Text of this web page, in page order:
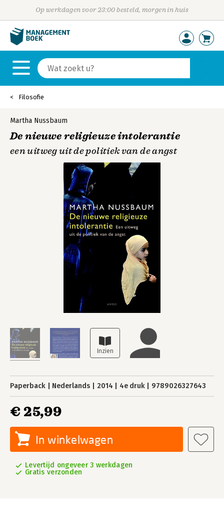
Op werkdagen voor 23:00 besteld, morgen in huis
Filosofie
Martha Nussbaum
De nieuwe religieuze intolerantie
een uitweg uit de politiek van de angst
Paperback Nederlands 2014 4e druk 9789026327643
€ 25,99
In winkelwagen
Levertijd ongeveer 3 werkdagen
Gratis verzonden